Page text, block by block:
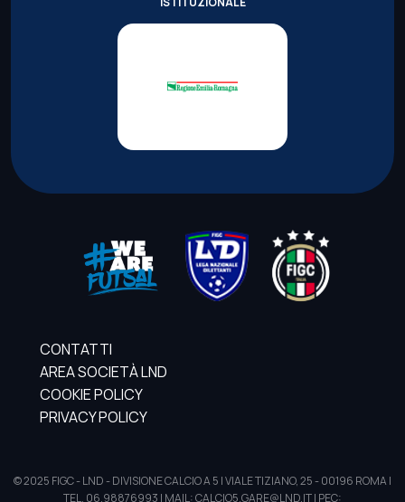
CONTATTI
AREA SOCIETÀ LND
COOKIE POLICY
PRIVACY POLICY
© 2025 FIGC - LND - DIVISIONE CALCIO A 5 | VIALE TIZIANO, 25 - 00196 ROMA |
TEL. 06.98876993 | MAIL: CALCIO5.GARE@LND.IT | PEC: